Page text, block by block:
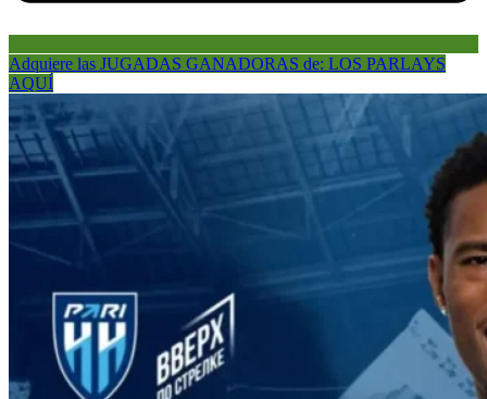
Adquiere las JUGADAS GANADORAS de: LOS PARLAYS
AQUÍ